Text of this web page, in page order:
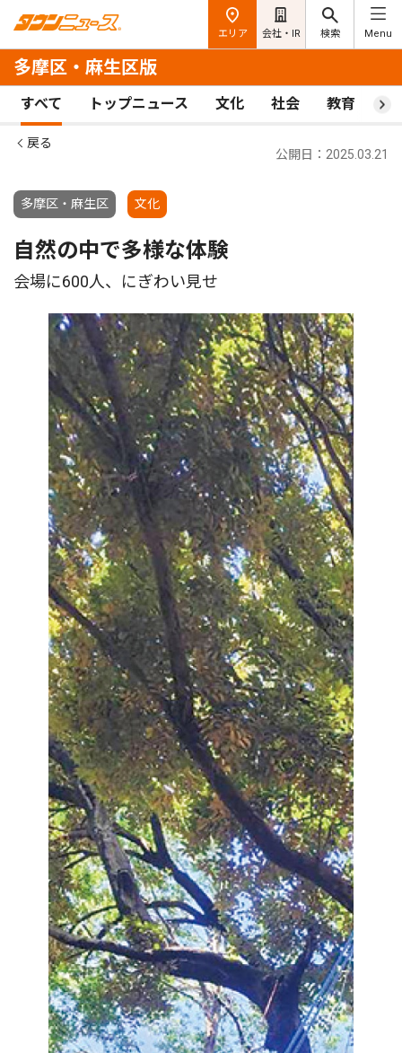
エリア 会社・IR 検索 Menu
多摩区・麻生区版
すべて トップニュース 文化 社会 教育 ス
戻る
多摩区・麻生区 文化
公開日：2025.03.21
自然の中で多様な体験
会場に600人、にぎわい見せ